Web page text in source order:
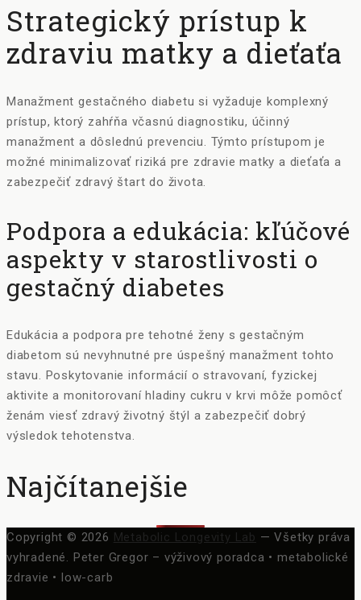
Strategický prístup k
zdraviu matky a dieťaťa
Manažment gestačného diabetu si vyžaduje komplexný
prístup, ktorý zahŕňa včasnú diagnostiku, účinný
manažment a dôslednú prevenciu. Týmto prístupom je
možné minimalizovať riziká pre zdravie matky a dieťaťa a
zabezpečiť zdravý štart do života.
Podpora a edukácia: kľúčové
aspekty v starostlivosti o
gestačný diabetes
Edukácia a podpora pre tehotné ženy s gestačným
diabetom sú nevyhnutné pre úspešný manažment tohto
stavu. Poskytovanie informácií o stravovaní, fyzickej
aktivite a monitorovaní hladiny cukru v krvi môže pomôcť
ženám viesť zdravý životný štýl a zabezpečiť dobrý
výsledok tehotenstva.
Najčítanejšie
Copyright © 2026 Metabolic Longevity Lab — Všetky práva
vyhradené. Peter Gregor – výživový poradca • metabolické
zdravie • low-carb